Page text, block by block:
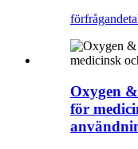
förfrågan
Oxygen
för